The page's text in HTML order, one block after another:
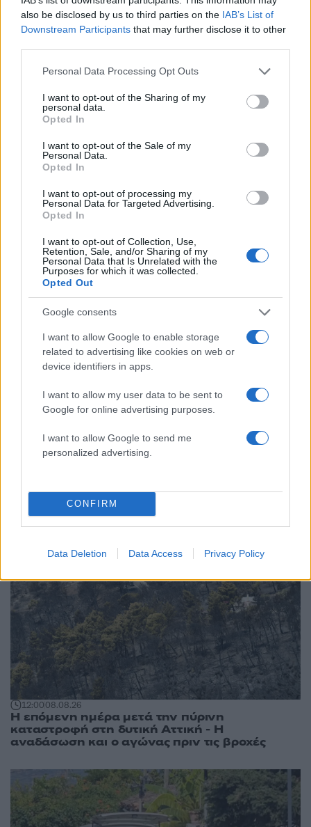
also be disclosed by us to third parties on the IAB’s List of
Downstream Participants that may further disclose it to other
Please note that this website/app uses one or more Google
not limited to your visit or usage behaviour. You may click to
grant or deny consent to Google and its third-party tags to
use your data for below specified purposes in below Google
consent section.
Personal Data Processing Opt Outs
I want to opt-out of the Sharing of my
personal data.
Opted In
I want to opt-out of the Sale of my
Personal Data.
Opted In
I want to opt-out of processing my
Personal Data for Targeted Advertising.
Opted In
I want to opt-out of Collection, Use,
Retention, Sale, and/or Sharing of my
Personal Data that Is Unrelated with the
Purposes for which it was collected.
Opted Out
Google consents
I want to allow Google to enable storage
related to advertising like cookies on web or
device identifiers in apps.
I want to allow my user data to be sent to
Google for online advertising purposes.
I want to allow Google to send me
personalized advertising.
CONFIRM
Data Deletion Data Access Privacy Policy
φόρος – Τι ισχυεί για τις γονικές παροχές
63 Απίστευτο κι όμως αληθινό -
Aναστέλλονται τα τακτικά ραντεβού του
Χανίων επειδή κλάπηκε το μηχανάκι του
Στα Χανιά για ολιγοήμερες διακοπές ο
Κυριάκος Μητσοτάκης με την σύζυγό του
Μαρέβα
Ελλάδα: Περισσότερα
άρθρα
12:3408.08.26
12:0008.08.26
Η επόμενη ημέρα μετά την πύρινη
καταστροφή στη δυτική Αττική - Η
αναδάσωση και ο αγώνας πριν τις βροχές